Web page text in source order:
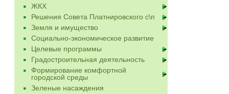
ЖКХ
Решения Совета Платнировского с\п
Земля и имущество
Социально-экономическое развитие
Целевые программы
Градостроительная деятельность
Формирование комфортной
городской среды
Зеленые насаждения